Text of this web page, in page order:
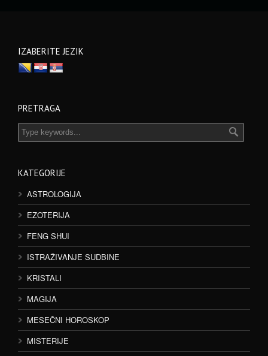
IZABERITE JEZIK
PRETRAGA
KATEGORIJE
ASTROLOGIJA
EZOTERIJA
FENG SHUI
ISTRAŽIVANJE SUDBINE
KRISTALI
MAGIJA
MESEČNI HOROSKOP
MISTERIJE